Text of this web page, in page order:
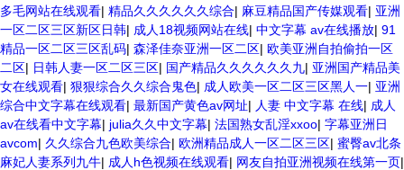
多毛网站在线观看| 精品久久久久久久综合| 麻豆精品国产传媒观看| 亚洲
一区二区三区新区日韩| 成人18视频网站在线| 中文字幕 av在线播放| 91
精品一区二区三区乱码| 森泽佳奈亚洲一区二区| 欧美亚洲自拍偷拍一区
二区| 日韩人妻一区二区三区| 国产精品久久久久久久九| 亚洲国产精品美
女在线观看| 狠狠综合久久综合鬼色| 成人欧美一区二区三区黑人一| 亚洲
综合中文字幕在线观看| 最新国产黄色av网址| 人妻 中文字幕 在线| 成人
av在线看中文字幕| julia久久中文字幕| 法国熟女乱淫xxoo| 字幕亚洲日
avcom| 久久综合九色欧美综合| 欧洲精品成人一区二区三区| 蜜臀av北条
麻妃人妻系列九牛| 成人h色视频在线观看| 网友自拍亚洲视频在线第一页|